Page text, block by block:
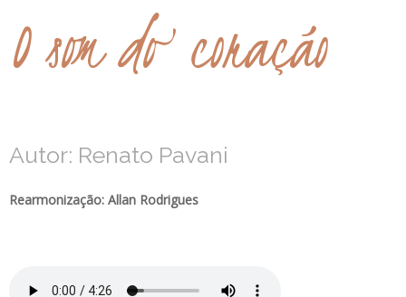
O som do coração
Autor: Renato Pavani
Rearmonização: Allan Rodrigues